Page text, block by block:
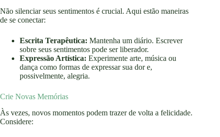
Não silenciar seus sentimentos é crucial. Aqui estão maneiras
de se conectar:
Escrita Terapêutica: Mantenha um diário. Escrever
sobre seus sentimentos pode ser liberador.
Expressão Artística: Experimente arte, música ou
dança como formas de expressar sua dor e,
possivelmente, alegria.
Crie Novas Memórias
Às vezes, novos momentos podem trazer de volta a felicidade.
Considere: